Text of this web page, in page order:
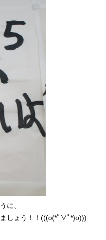
に、
しょう！！(((o(*ﾟ▽ﾟ*)o)))